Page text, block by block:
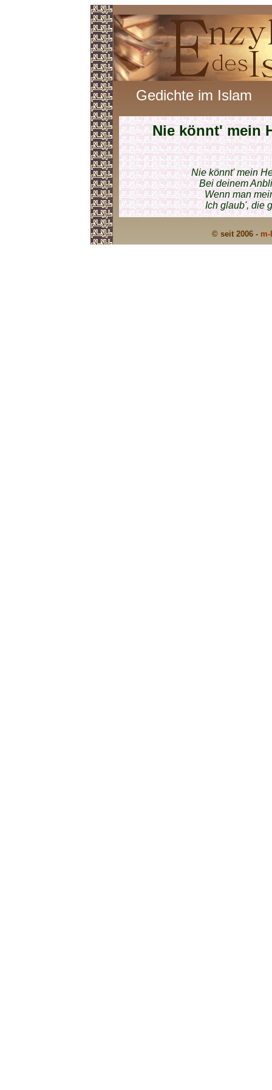
Gedichte im Islam
Nie könnt' mein
Nie könnt' mein
Bei deinem
Wenn man
Ich glaub', die
© seit 2006 -